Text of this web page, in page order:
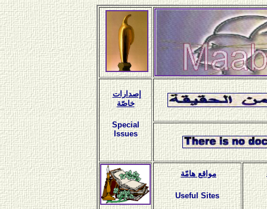
إصدارات
خاصّة
Special
Issues
مواقع هامّة
Useful Sites